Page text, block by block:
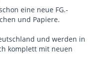
eine neue FG.-
und Papiere.
und werden in
komplett mit neuen